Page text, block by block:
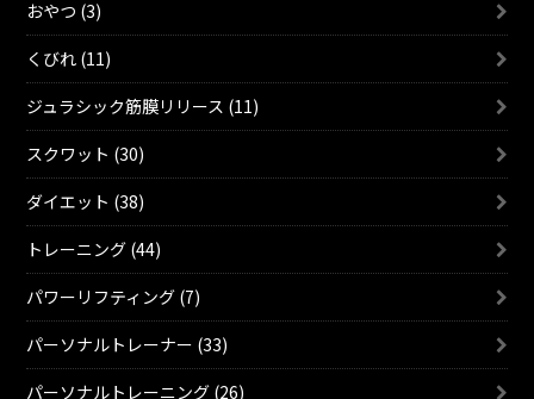
おやつ (3)
くびれ (11)
ジュラシック筋膜リリース (11)
スクワット (30)
ダイエット (38)
トレーニング (44)
パワーリフティング (7)
パーソナルトレーナー (33)
パーソナルトレーニング (26)